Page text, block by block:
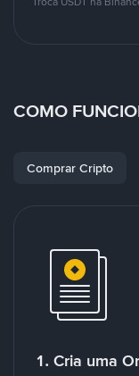
COMO
Comprar Cripto
1. Cria uma